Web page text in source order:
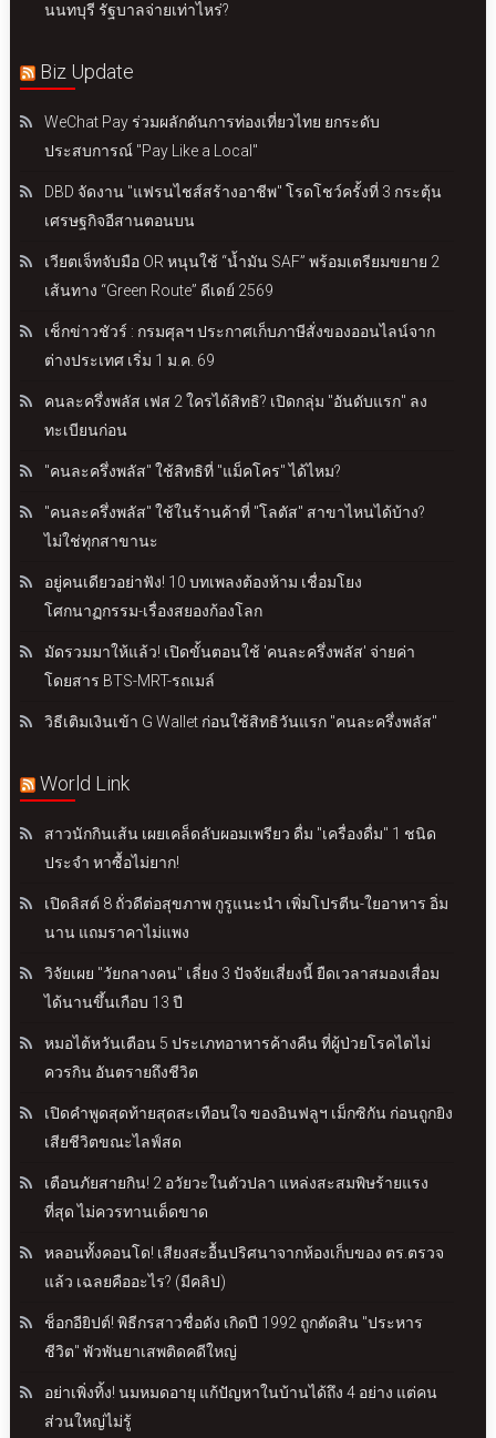
นนทบุรี รัฐบาลจ่ายเท่าไหร่?
Biz Update
WeChat Pay ร่วมผลักดันการท่องเที่ยวไทย ยกระดับ
ประสบการณ์ "Pay Like a Local"
DBD จัดงาน "แฟรนไชส์สร้างอาชีพ" โรดโชว์ครั้งที่ 3 กระตุ้น
เศรษฐกิจอีสานตอนบน
เวียตเจ็ทจับมือ OR หนุนใช้ “น้ำมัน SAF” พร้อมเตรียมขยาย 2
เส้นทาง “Green Route” ดีเดย์ 2569
เช็กข่าวชัวร์ : กรมศุลฯ ประกาศเก็บภาษีสั่งของออนไลน์จาก
ต่างประเทศ เริ่ม 1 ม.ค. 69
คนละครึ่งพลัส เฟส 2 ใครได้สิทธิ? เปิดกลุ่ม "อันดับแรก" ลง
ทะเบียนก่อน
"คนละครึ่งพลัส" ใช้สิทธิที่ "แม็คโคร" ได้ไหม?
"คนละครึ่งพลัส" ใช้ในร้านค้าที่ "โลตัส" สาขาไหนได้บ้าง?
ไม่ใช่ทุกสาขานะ
อยู่คนเดียวอย่าฟัง! 10 บทเพลงต้องห้าม เชื่อมโยง
โศกนาฏกรรม-เรื่องสยองก้องโลก
มัดรวมมาให้แล้ว! เปิดขั้นตอนใช้ 'คนละครึ่งพลัส' จ่ายค่า
โดยสาร BTS-MRT-รถเมล์
วิธีเติมเงินเข้า G Wallet ก่อนใช้สิทธิวันแรก "คนละครึ่งพลัส"
World Link
สาวนักกินเส้น เผยเคล็ดลับผอมเพรียว ดื่ม "เครื่องดื่ม" 1 ชนิด
ประจำ หาซื้อไม่ยาก!
เปิดลิสต์ 8 ถั่วดีต่อสุขภาพ กูรูแนะนำ เพิ่มโปรตีน-ใยอาหาร อิ่ม
นาน แถมราคาไม่แพง
วิจัยเผย "วัยกลางคน" เลี่ยง 3 ปัจจัยเสี่ยงนี้ ยืดเวลาสมองเสื่อม
ได้นานขึ้นเกือบ 13 ปี
หมอไต้หวันเตือน 5 ประเภทอาหารค้างคืน ที่ผู้ป่วยโรคไตไม่
ควรกิน อันตรายถึงชีวิต
เปิดคำพูดสุดท้ายสุดสะเทือนใจ ของอินฟลูฯ เม็กซิกัน ก่อนถูกยิง
เสียชีวิตขณะไลฟ์สด
เตือนภัยสายกิน! 2 อวัยวะในตัวปลา แหล่งสะสมพิษร้ายแรง
ที่สุด ไม่ควรทานเด็ดขาด
หลอนทั้งคอนโด! เสียงสะอื้นปริศนาจากห้องเก็บของ ตร.ตรวจ
แล้ว เฉลยคืออะไร? (มีคลิป)
ช็อกอียิปต์! พิธีกรสาวชื่อดัง เกิดปี 1992 ถูกตัดสิน "ประหาร
ชีวิต" พัวพันยาเสพติดคดีใหญ่
อย่าเพิ่งทิ้ง! นมหมดอายุ แก้ปัญหาในบ้านได้ถึง 4 อย่าง แต่คน
ส่วนใหญ่ไม่รู้